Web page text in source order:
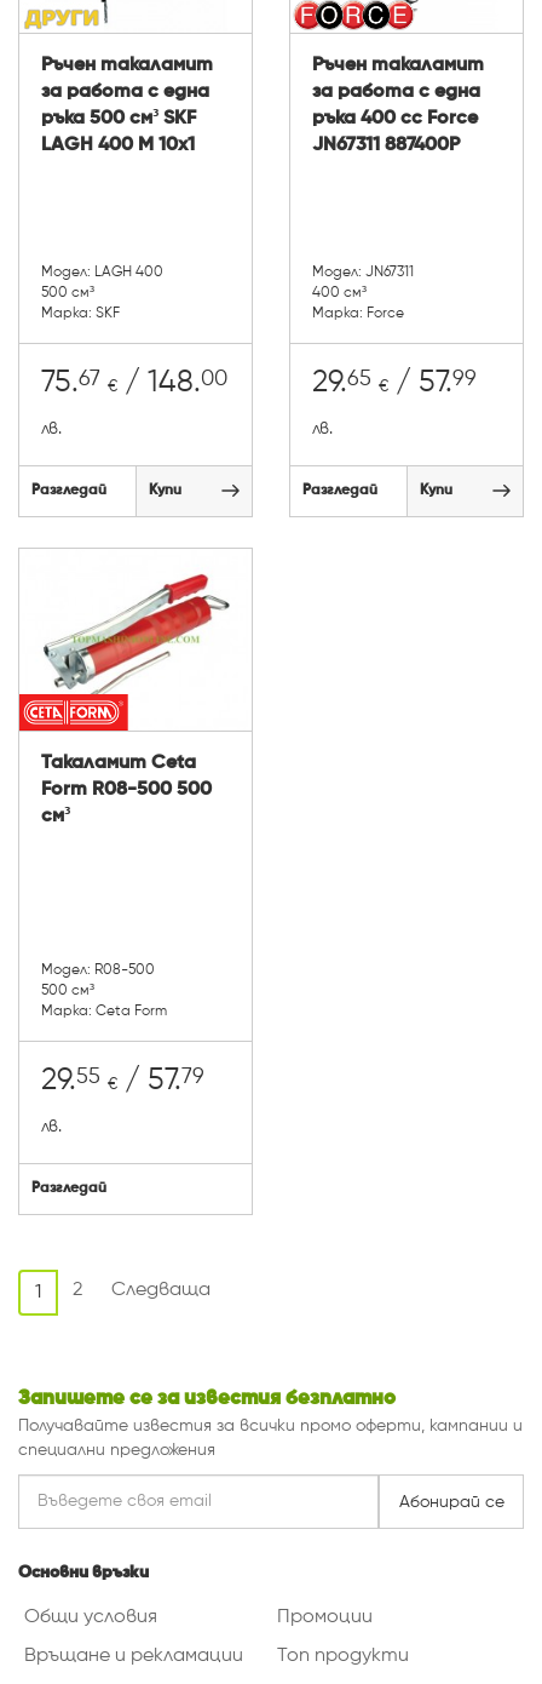
Ръчен такаламит
за работа с една
ръка 500 см³ SKF
LAGH 400 М 10х1
Модел: LAGH 400
500 см³
Марка: SKF
75.67 € / 148.00
лв.
Разгледай Купи
Ръчен такаламит
за работа с една
ръка 400 cc Force
JN67311 887400P
Модел: JN67311
400 см³
Марка: Force
29.65 € / 57.99
лв.
Разгледай Купи
Такаламит Ceta
Form R08-500 500
см³
Модел: R08-500
500 см³
Марка: Ceta Form
29.55 € / 57.79
лв.
Разгледай
1 2 Следваща
Запишете се за известия безплатно
Получавайте известия за всички промо оферти, кампании и
специални предложения
Абонирай се
Основни връзки
Общи условия
Връщане и рекламации
Промоции
Топ продукти